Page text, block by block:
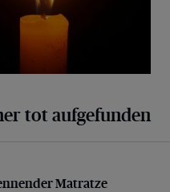
tot aufgefunden
Matratze
Matratze